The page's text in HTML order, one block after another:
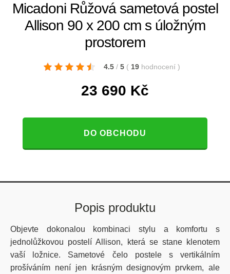
Micadoni Růžová sametová postel
Allison 90 x 200 cm s úložným
prostorem
4.5 / 5 ( 19 hodnocení )
23 690 Kč
DO OBCHODU
Popis produktu
Objevte dokonalou kombinaci stylu a komfortu s
jednolůžkovou postelí Allison, která se stane klenotem
vaší ložnice. Sametové čelo postele s vertikálním
prošíváním není jen krásným designovým prvkem, ale